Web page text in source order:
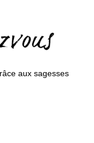
aux sagesses